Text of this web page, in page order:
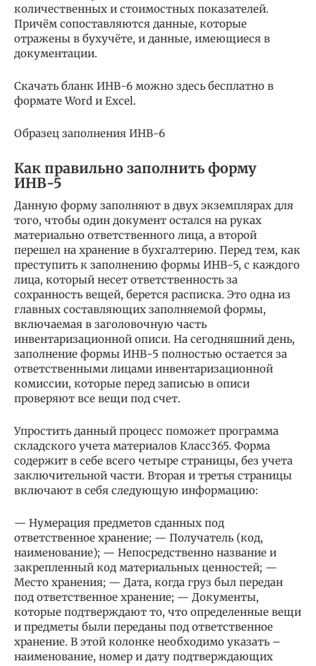
количественных и стоимостных показателей.
Причём сопоставляются данные, которые
отражены в бухучёте, и данные, имеющиеся в
документации.
Скачать бланк ИНВ-6 можно здесь бесплатно в
формате Word и Excel.
Образец заполнения ИНВ-6
Как правильно заполнить форму
ИНВ-5
Данную форму заполняют в двух экземплярах для
того, чтобы один документ остался на руках
материально ответственного лица, а второй
перешел на хранение в бухгалтерию. Перед тем, как
преступить к заполнению формы ИНВ-5, с каждого
лица, который несет ответственность за
сохранность вещей, берется расписка. Это одна из
главных составляющих заполняемой формы,
включаемая в заголовочную часть
инвентаризационной описи. На сегодняшний день,
заполнение формы ИНВ-5 полностью остается за
ответственными лицами инвентаризационной
комиссии, которые перед записью в описи
проверяют все вещи под счет.
Упростить данный процесс поможет программа
складского учета материалов Класс365. Форма
содержит в себе всего четыре страницы, без учета
заключительной части. Вторая и третья страницы
включают в себя следующую информацию:
— Нумерация предметов сданных под
ответственное хранение; — Получатель (код,
наименование); — Непосредственно название и
закрепленный код материальных ценностей; —
Место хранения; — Дата, когда груз был передан
под ответственное хранение; — Документы,
которые подтверждают то, что определенные вещи
и предметы были переданы под ответственное
хранение. В этой колонке необходимо указать –
наименование, номер и дату подтверждающих